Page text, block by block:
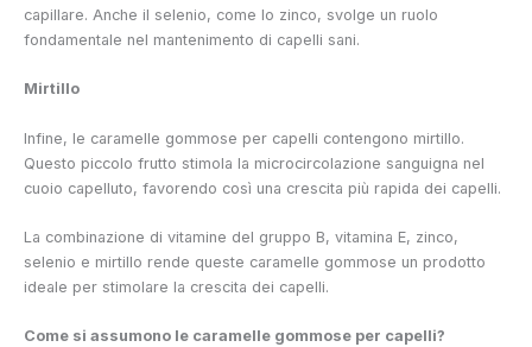
capillare. Anche il selenio, come lo zinco, svolge un ruolo
fondamentale nel mantenimento di capelli sani.
Mirtillo
Infine, le caramelle gommose per capelli contengono mirtillo.
Questo piccolo frutto stimola la microcircolazione sanguigna nel
cuoio capelluto, favorendo così una crescita più rapida dei capelli.
La combinazione di vitamine del gruppo B, vitamina E, zinco,
selenio e mirtillo rende queste caramelle gommose un prodotto
ideale per stimolare la crescita dei capelli.
Come si assumono le caramelle gommose per capelli?